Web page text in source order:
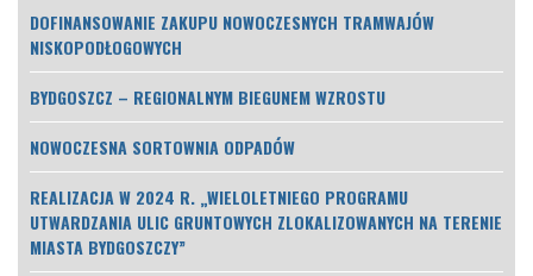
DOFINANSOWANIE ZAKUPU NOWOCZESNYCH TRAMWAJÓW
NISKOPODŁOGOWYCH
BYDGOSZCZ – REGIONALNYM BIEGUNEM WZROSTU
NOWOCZESNA SORTOWNIA ODPADÓW
REALIZACJA W 2024 R. „WIELOLETNIEGO PROGRAMU
UTWARDZANIA ULIC GRUNTOWYCH ZLOKALIZOWANYCH NA TERENIE
MIASTA BYDGOSZCZY”